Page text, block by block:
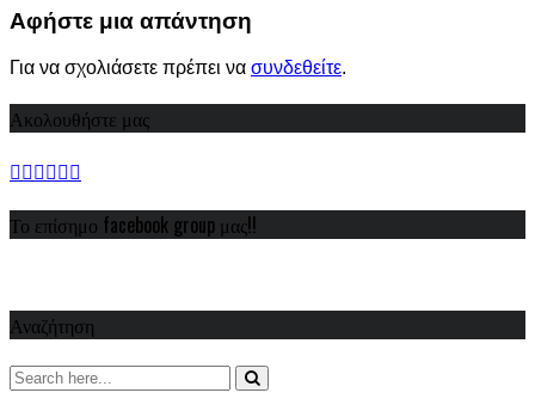
Αφήστε μια απάντηση
Για να σχολιάσετε πρέπει να συνδεθείτε.
Ακολουθήστε μας
Το επίσημο facebook group μας!!
Αναζήτηση